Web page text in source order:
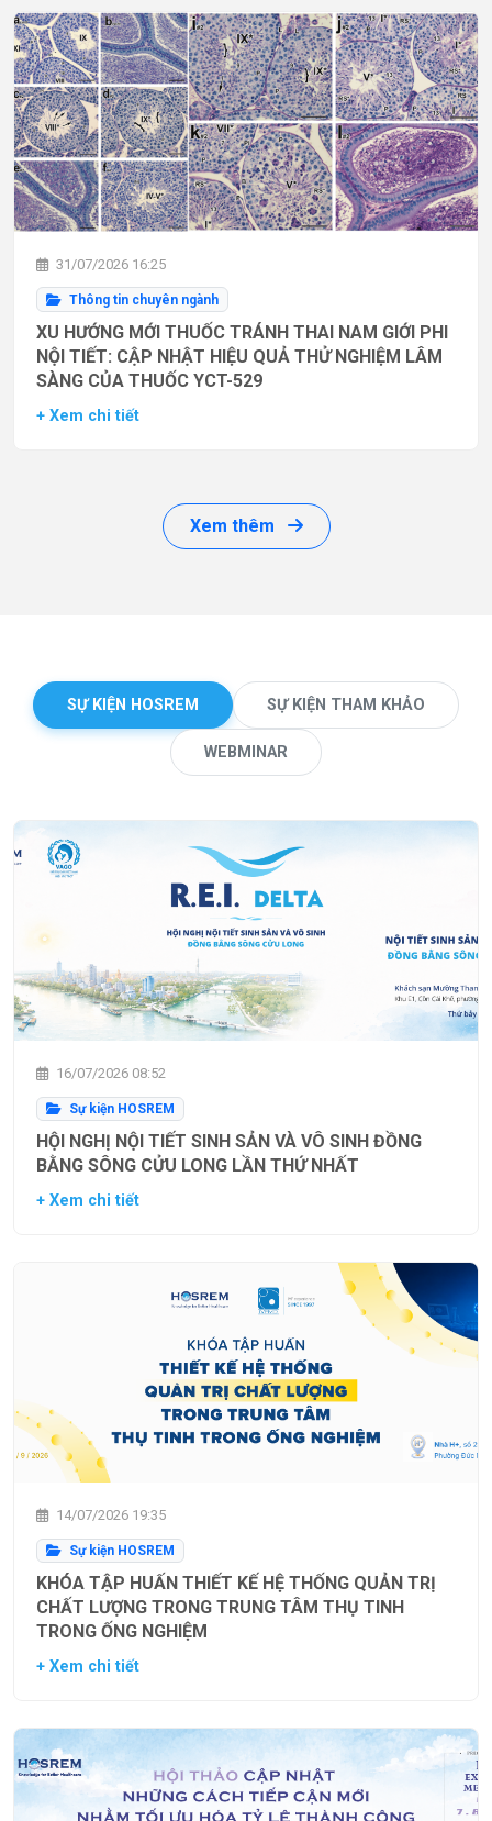
31/07/2026 16:25
Thông tin chuyên ngành
XU HƯỚNG MỚI THUỐC TRÁNH THAI NAM GIỚI PHI
NỘI TIẾT: CẬP NHẬT HIỆU QUẢ THỬ NGHIỆM LÂM
SÀNG CỦA THUỐC YCT-529
+ Xem chi tiết
Xem thêm
SỰ KIỆN HOSREM SỰ KIỆN THAM KHẢO
WEBMINAR
16/07/2026 08:52
Sự kiện HOSREM
HỘI NGHỊ NỘI TIẾT SINH SẢN VÀ VÔ SINH ĐỒNG
BẰNG SÔNG CỬU LONG LẦN THỨ NHẤT
+ Xem chi tiết
14/07/2026 19:35
Sự kiện HOSREM
KHÓA TẬP HUẤN THIẾT KẾ HỆ THỐNG QUẢN TRỊ
CHẤT LƯỢNG TRONG TRUNG TÂM THỤ TINH
TRONG ỐNG NGHIỆM
+ Xem chi tiết